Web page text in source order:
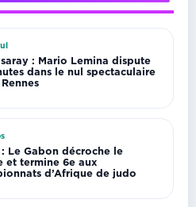
: Mario Lemina dispute
dans le nul spectaculaire
: Le Gabon décroche le
et termine 6e aux
d’Afrique de judo